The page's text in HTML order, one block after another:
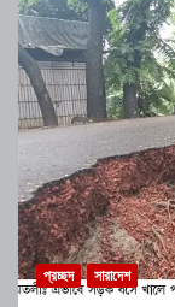
প্রচ্ছদ সারাদেশ